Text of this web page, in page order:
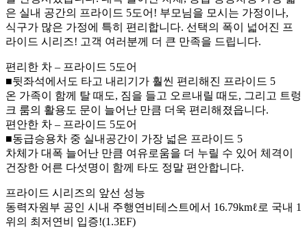
은 실내 공간의 프라이드 5도어! 부모님을 모시는 가정이나,
식구가 많은 가정에 특히 편리합니다. 선택의 폭이 넓어진 프
라이드 시리즈! 고객 여러분께 더 큰 만족을 드립니다.
편리한 차 – 프라이드 5도어
■뒷좌석에서도 타고 내리기가 훨씬 편리해진 프라이드 5
온 가족이 함께 탈 때도, 짐을 들고 오르내릴 때도, 그리고 트렁
크 룸의 활용도 문이 늘어난 만큼 더욱 편리해졌읍니다.
편안한 차 – 프라이드 5도어
■동급승용차 중 실내공간이 가장 넓은 프라이드 5
차체가 대폭 늘어난 만큼 여유로움을 더 누릴 수 있어 체격이
건장한 어른 다섯명이 함께 타도 정말 편안합니다.
프라이드 시리즈의 앞선 성능
동력자원부 공인 시내 주행연비테스트에서 16.79kmℓ로 국내 1
위의 최저연비 입증!(1.3EF)